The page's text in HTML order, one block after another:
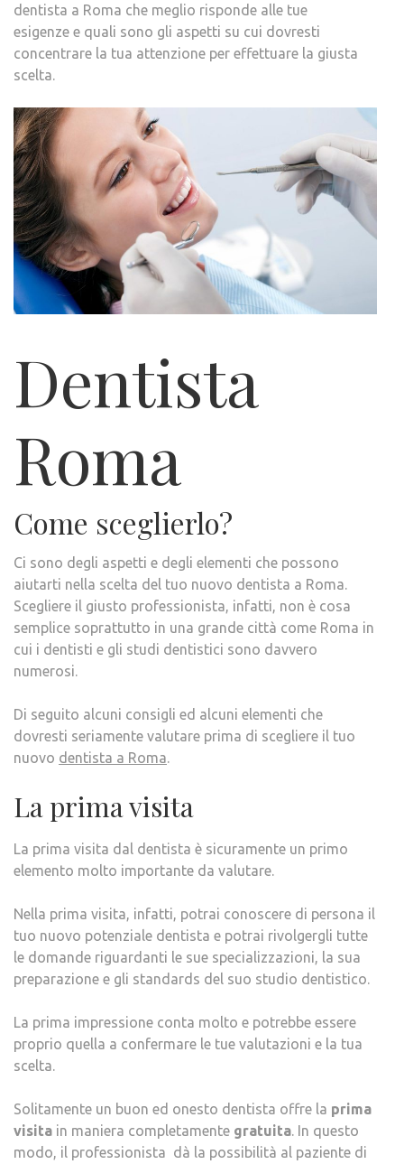
dentista a Roma che meglio risponde alle tue
esigenze e quali sono gli aspetti su cui dovresti
concentrare la tua attenzione per effettuare la giusta
scelta.
Dentista
Roma
Come sceglierlo?
Ci sono degli aspetti e degli elementi che possono
aiutarti nella scelta del tuo nuovo dentista a Roma.
Scegliere il giusto professionista, infatti, non è cosa
semplice soprattutto in una grande città come Roma in
cui i dentisti e gli studi dentistici sono davvero
numerosi.
Di seguito alcuni consigli ed alcuni elementi che
dovresti seriamente valutare prima di scegliere il tuo
nuovo dentista a Roma
La prima visita
La prima visita dal dentista è sicuramente un primo
elemento molto importante da valutare.
Nella prima visita, infatti, potrai conoscere di persona il
tuo nuovo potenziale dentista e potrai rivolgergli tutte
le domande riguardanti le sue specializzazioni, la sua
preparazione e gli standards del suo studio dentistico.
La prima impressione conta molto e potrebbe essere
proprio quella a confermare le tue valutazioni e la tua
scelta.
Solitamente un buon ed onesto dentista offre la prima
visita in maniera completamente gratuita . In questo
modo, il professionista dà la possibilità al paziente di